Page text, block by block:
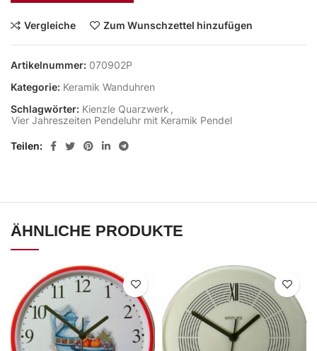
Vergleiche Zum Wunschzettel hinzufügen
Artikelnummer: 070902P
Kategorie: Keramik Wanduhren
Schlagwörter: Kienzle Quarzwerk ,
Vier Jahreszeiten Pendeluhr mit Keramik Pendel
Teilen
ÄHNLICHE PRODUKTE